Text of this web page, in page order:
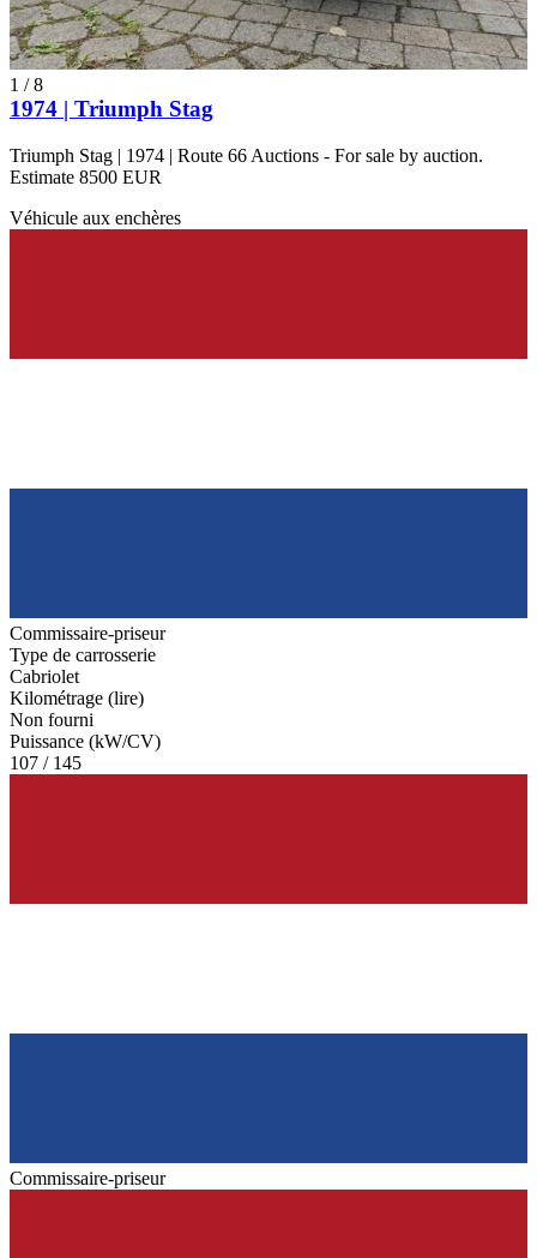
1 /8
1974 | Triumph Stag
Triumph Stag | 1974 | Route 66 Auctions - For sale by auction.
Estimate 8500 EUR
Véhicule aux enchères
Commissaire-priseur
Type de carrosserie
Cabriolet
Kilométrage (lire)
Non fourni
Puissance (kW/CV)
107 / 145
Commissaire-priseur